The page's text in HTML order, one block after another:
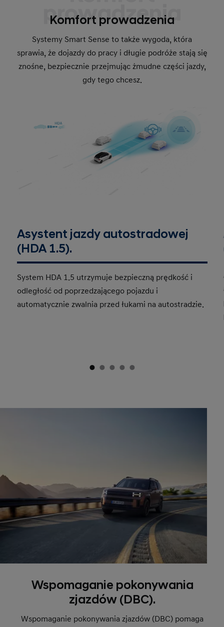
prowadzenia
Komfort prowadzenia
Systemy Smart Sense to także wygoda, która
sprawia, że ​​dojazdy do pracy i długie podróże stają się
znośne, bezpiecznie przejmując żmudne części jazdy,
gdy tego chcesz.
Asystent jazdy autostradowej
(HDA 1.5).
System HDA 1.5 utrzymuje bezpieczną prędkość i
odległość od poprzedzającego pojazdu i
automatycznie zwalnia przed łukami na autostradzie.
Wspomaganie pokonywania
zjazdów (DBC).
Wspomaganie pokonywania zjazdów (DBC) pomaga